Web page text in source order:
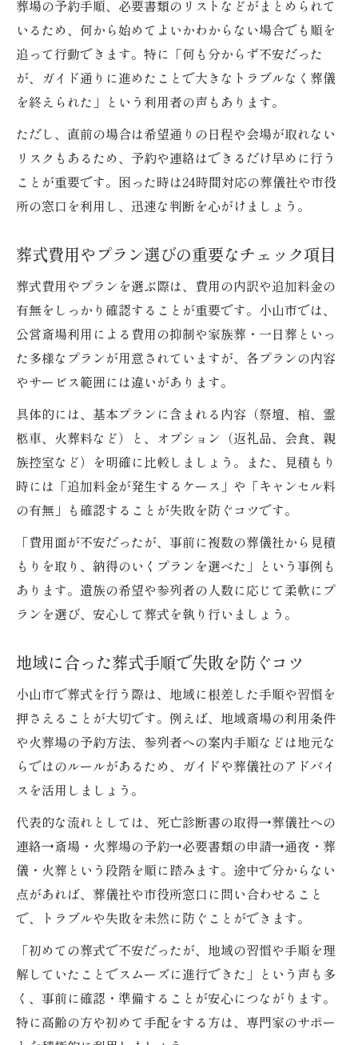
葬場の予約手順、必要書類のリストなどがまとめられて
いるため、何から始めてよいかわからない場合でも順を
追って行動できます。特に「何も分からず不安だった
が、ガイド通りに進めたことで大きなトラブルなく葬儀
を終えられた」という利用者の声もあります。
ただし、直前の場合は希望通りの日程や会場が取れない
リスクもあるため、予約や連絡はできるだけ早めに行う
ことが重要です。困った時は24時間対応の葬儀社や市役
所の窓口を利用し、迅速な判断を心がけましょう。
葬式費用やプラン選びの重要なチェック項目
葬式費用やプランを選ぶ際は、費用の内訳や追加料金の
有無をしっかり確認することが重要です。小山市では、
公営斎場利用による費用の抑制や家族葬・一日葬といっ
た多様なプランが用意されていますが、各プランの内容
やサービス範囲には違いがあります。
具体的には、基本プランに含まれる内容（祭壇、棺、霊
柩車、火葬料など）と、オプション（返礼品、会食、親
族控室など）を明確に比較しましょう。また、見積もり
時には「追加料金が発生するケース」や「キャンセル料
の有無」も確認することが失敗を防ぐコツです。
「費用面が不安だったが、事前に複数の葬儀社から見積
もりを取り、納得のいくプランを選べた」という事例も
あります。遺族の希望や参列者の人数に応じて柔軟にプ
ランを選び、安心して葬式を執り行いましょう。
地域に合った葬式手順で失敗を防ぐコツ
小山市で葬式を行う際は、地域に根差した手順や習慣を
押さえることが大切です。例えば、地域斎場の利用条件
や火葬場の予約方法、参列者への案内手順などは地元な
らではのルールがあるため、ガイドや葬儀社のアドバイ
スを活用しましょう。
代表的な流れとしては、死亡診断書の取得→葬儀社への
連絡→斎場・火葬場の予約→必要書類の申請→通夜・葬
儀・火葬という段階を順に踏みます。途中で分からない
点があれば、葬儀社や市役所窓口に問い合わせること
で、トラブルや失敗を未然に防ぐことができます。
「初めての葬式で不安だったが、地域の習慣や手順を理
解していたことでスムーズに進行できた」という声も多
く、事前に確認・準備することが安心につながります。
特に高齢の方や初めて手配をする方は、専門家のサポー